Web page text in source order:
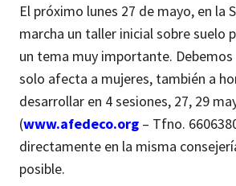
El próximo lunes 27 de mayo, en la
marcha un taller inicial sobre suelo
un tema muy importante.
solo afecta a mujeres, también a
desarrollar en 4 sesiones, 27, 29
(www.afedeco.org – Tfno.
directamente en la misma
posible.